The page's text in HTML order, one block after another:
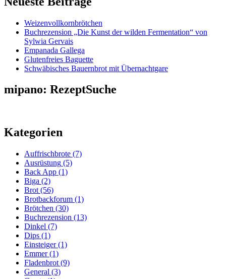
Weizenvollkornbrötchen
Buchrezension „Die Kunst der wilden Fermentation“ von
Sylwia Gervais
Empanada Gallega
Glutenfreies Baguette
Schwäbisches Bauernbrot mit Übernachtgare
mipano: RezeptSuche
Kategorien
Auffrischbrote (7)
Ausrüstung (5)
Back App (1)
Biga (2)
Brot (56)
Brotbackforum (1)
Brötchen (30)
Buchrezension (13)
Dinkel (7)
Dips (1)
Einsteiger(1)
Emmer(1)
Fladenbrot (9)
General (3)